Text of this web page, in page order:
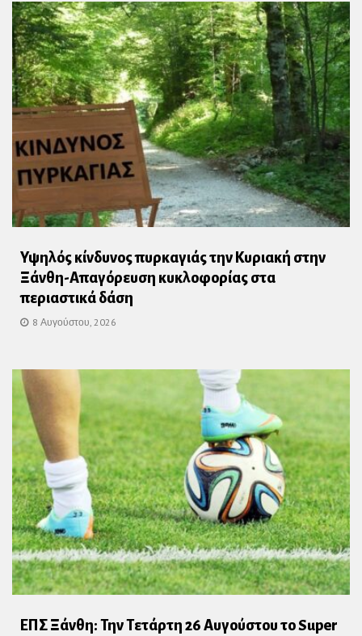
Υψηλός κίνδυνος πυρκαγιάς την Κυριακή στην
Ξάνθη-Απαγόρευση κυκλοφορίας στα
περιαστικά δάση
8 Αυγούστου, 2026
ΕΠΣ Ξάνθη: Την Τετάρτη 26 Αυγούστου το Super